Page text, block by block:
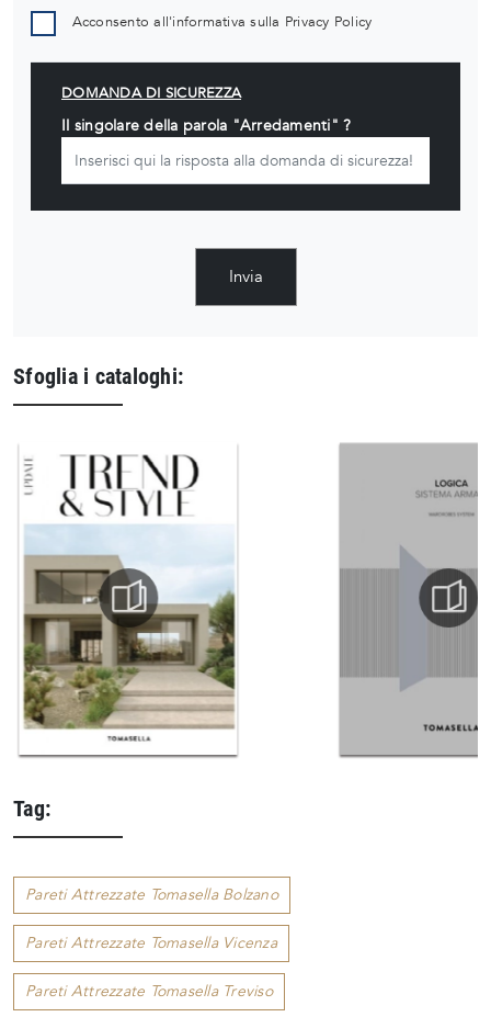
Acconsento all'informativa sulla Privacy Policy
DOMANDA DI SICUREZZA
Il singolare della parola "Arredamenti" ?
Invia
Sfoglia i cataloghi:
Tag:
Pareti Attrezzate Tomasella Bolzano
Pareti Attrezzate Tomasella Vicenza
Pareti Attrezzate Tomasella Treviso